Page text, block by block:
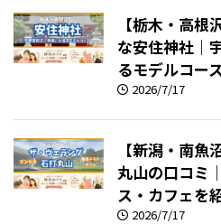
【栃木・高
な安住神社｜
るモデルコー
2026/7/17
【新潟・南
丸山の口コミ
ス・カフェを
2026/7/17